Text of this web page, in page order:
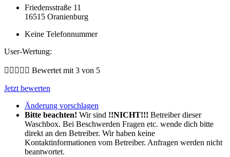
Friedensstraße 11
16515 Oranienburg
Keine Telefonnummer
User-Wertung:
     Bewertet mit 3 von 5
Jetzt bewerten
Änderung vorschlagen
Bitte beachten! Wir sind !!NICHT!!! Betreiber dieser
Waschbox. Bei Beschwerden Fragen etc. wende dich bitte
direkt an den Betreiber. Wir haben keine
Kontaktinformationen vom Betreiber. Anfragen werden nicht
beantwortet.